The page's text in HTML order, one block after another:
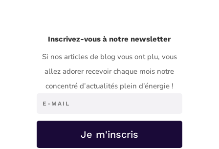
Inscrivez-vous à notre newsletter
Si nos articles de blog vous ont plu, vous
allez adorer recevoir chaque mois notre
concentré d’actualités plein d’énergie !
Je m'inscris